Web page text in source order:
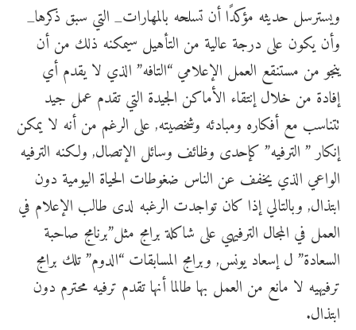
ويسترسل حديثه مؤكدًا أن تسلحه بالمهارات_ التي سبق ذكرها_
وأن يكون على درجة عالية من التأهيل سيمكنه ذلك من أن
ينجو من مستنقع العمل الإعلامي “التافه” الذي لا يقدم أي
إفادة من خلال إنتقاء الأماكن الجيدة التي تقدم عمل جيد
تتناسب مع أفكاره ومبادئه وشخصيته, على الرغم من أنه لا يمكن
إنكار ” الترفيه” كإحدى وظائف وسائل الإتصال, ولكنه الترفيه
الواعي الذي يخفف عن الناس ضغوطات الحياة اليومية دون
ابتذال, وبالتالي إذا كان تواجدت الرغبه لدى طالب الإعلام في
العمل في المجال الترفيهي على شاكلة برامج مثل”برنامج صاحبة
السعادة” ل إسعاد يونس, وبرامج المسابقات “الدوم” تلك برامج
ترفيهيه لا مانع من العمل بها طالما أنها تقدم ترفيه محترم دون
ابتذال.